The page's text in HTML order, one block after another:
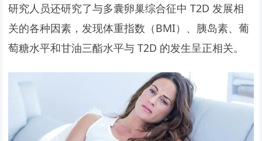
研究人员还研究了与多囊卵巢综合征中 T2D 发展相
关的各种因素，发现体重指数（BMI）、胰岛素、葡
萄糖水平和甘油三酯水平与 T2D 的发生呈正相关。